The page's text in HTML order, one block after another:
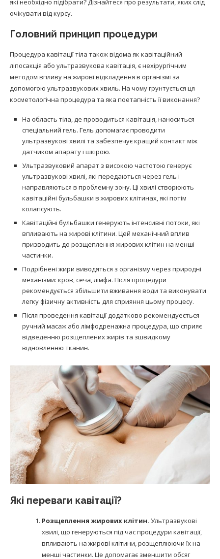
які необхідно підібрати? Дізнайтеся про результати, яких слід
очікувати від курсу.
Головний принцип процедури
Процедура кавітації тіла також відома як кавітаційний
ліпосакція або ультразвукова кавітація, є нехірургічним
методом впливу на жирові відкладення в організмі за
допомогою ультразвукових хвиль. На чому грунтується ця
косметологічна процедура та яка поетапність її виконання?
На область тіла, де проводиться кавітація, наноситься
спеціальний гель. Гель допомагає проводити
ультразвукові хвилі та забезпечує кращий контакт між
датчиком апарату і шкірою.
Ультразвуковий апарат з високою частотою генерує
ультразвукові хвилі, які передаються через гель і
направляються в проблемну зону. Ці хвилі створюють
кавітаційні бульбашки в жирових клітинах, які потім
колапсують.
Кавітаційні бульбашки генерують інтенсивні потоки, які
впливають на жирові клітини. Цей механічний вплив
призводить до розщеплення жирових клітин на менші
частинки.
Подрібнені жири виводяться з організму через природні
механізми: кров, сеча, лімфа. Після процедури
рекомендується збільшити вживання води та виконувати
легку фізичну активність для сприяння цьому процесу.
Після проведення кавітації додатково рекомендуеється
ручний масаж або лімфодренажна процедура, що сприяє
відведенню розщеплених жирів та зшвидкому
відновленню тканин.
Які переваги кавітації?
Розщеплення жирових клітин. Ультразвукові
хвилі, що генеруються під час процедури кавітації,
впливають на жирові клітини, розщеплюючи їх на
менші частинки. Це допомагає зменшити обсяг